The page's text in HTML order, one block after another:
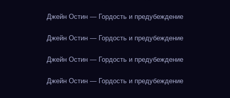
Джейн Остин — Гордость и предубеждение
Джейн Остин — Гордость и предубеждение
Джейн Остин — Гордость и предубеждение
Джейн Остин — Гордость и предубеждение